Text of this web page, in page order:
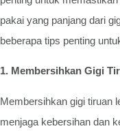
pakai yang panjang dari
beberapa tips penting
1. Membersihkan Gigi
Membersihkan gigi tiruan
menjaga kebersihan dan